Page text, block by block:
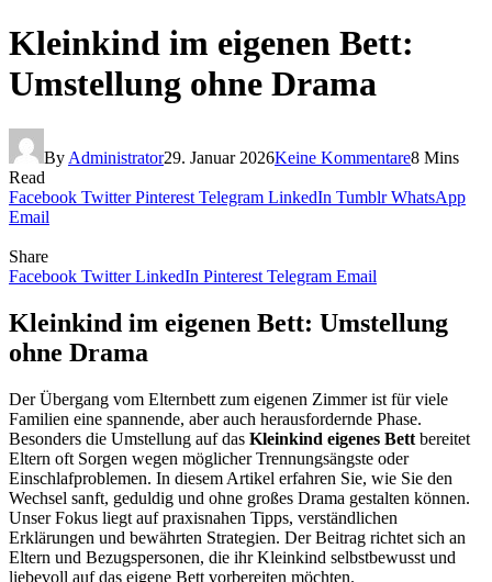
Kleinkind im eigenen Bett:
Umstellung ohne Drama
By Administrator29. Januar 2026Keine Kommentare8 Mins
Read
Facebook Twitter Pinterest Telegram LinkedIn Tumblr WhatsApp
Email
Share
Facebook Twitter LinkedIn Pinterest Telegram Email
Kleinkind im eigenen Bett: Umstellung
ohne Drama
Der Übergang vom Elternbett zum eigenen Zimmer ist für viele
Familien eine spannende, aber auch herausfordernde Phase.
Besonders die Umstellung auf das Kleinkind eigenes Bett bereitet
Eltern oft Sorgen wegen möglicher Trennungsängste oder
Einschlafproblemen. In diesem Artikel erfahren Sie, wie Sie den
Wechsel sanft, geduldig und ohne großes Drama gestalten können.
Unser Fokus liegt auf praxisnahen Tipps, verständlichen
Erklärungen und bewährten Strategien. Der Beitrag richtet sich an
Eltern und Bezugspersonen, die ihr Kleinkind selbstbewusst und
liebevoll auf das eigene Bett vorbereiten möchten.